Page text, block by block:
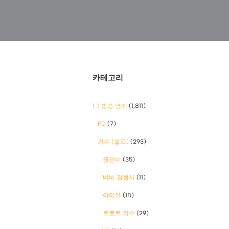
카테고리
1-1 방송 연예 (1,811)
PD (7)
가수 (솔로) (293)
권은비 (35)
비비 김형서 (11)
아이유 (18)
트로트 가수 (29)